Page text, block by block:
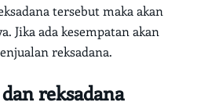
tersebut maka akan
Jika ada kesempatan akan
reksadana.
reksadana